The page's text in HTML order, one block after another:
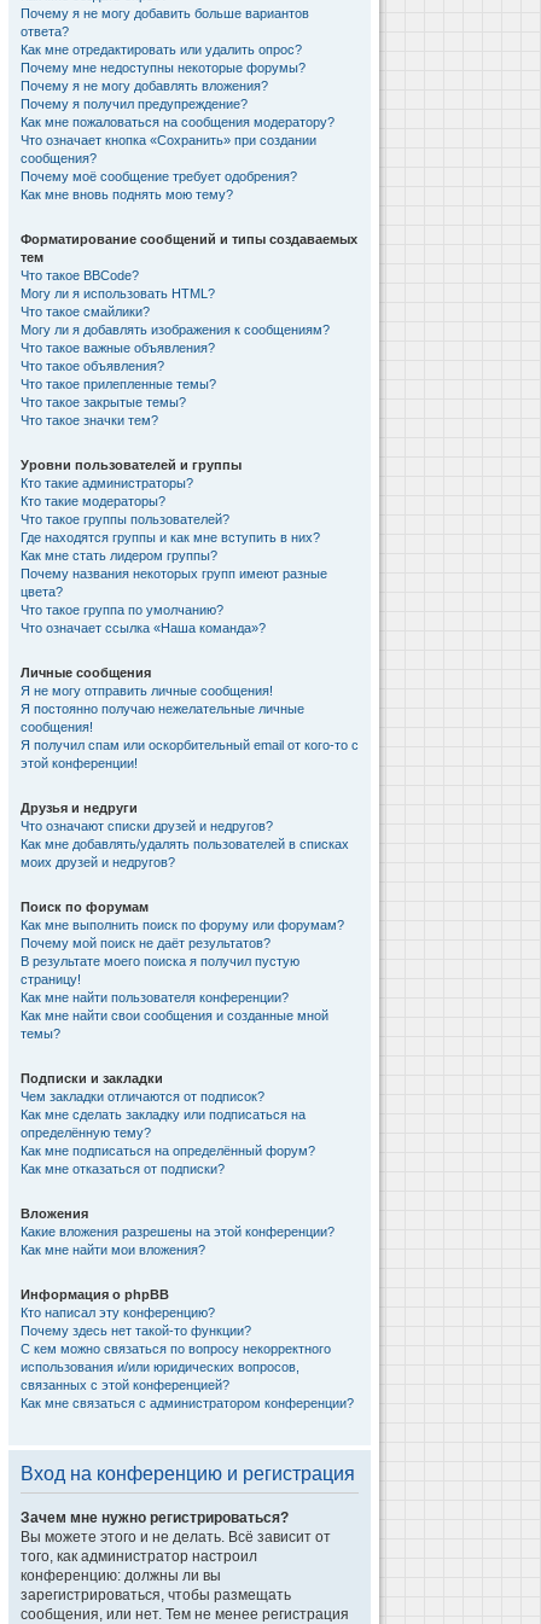
Почему я не могу добавить больше вариантов
ответа?
Как мне отредактировать или удалить опрос?
Почему мне недоступны некоторые форумы?
Почему я не могу добавлять вложения?
Почему я получил предупреждение?
Как мне пожаловаться на сообщения модератору?
Что означает кнопка «Сохранить» при создании
сообщения?
Почему моё сообщение требует одобрения?
Как мне вновь поднять мою тему?
Форматирование сообщений и типы создаваемых
тем
Что такое BBCode?
Могу ли я использовать HTML?
Что такое смайлики?
Могу ли я добавлять изображения к сообщениям?
Что такое важные объявления?
Что такое объявления?
Что такое прилепленные темы?
Что такое закрытые темы?
Что такое значки тем?
Уровни пользователей и группы
Кто такие администраторы?
Кто такие модераторы?
Что такое группы пользователей?
Где находятся группы и как мне вступить в них?
Как мне стать лидером группы?
Почему названия некоторых групп имеют разные
цвета?
Что такое группа по умолчанию?
Что означает ссылка «Наша команда»?
Личные сообщения
Я не могу отправить личные сообщения!
Я постоянно получаю нежелательные личные
сообщения!
Я получил спам или оскорбительный email от кого-то с
этой конференции!
Друзья и недруги
Что означают списки друзей и недругов?
Как мне добавлять/удалять пользователей в списках
моих друзей и недругов?
Поиск по форумам
Как мне выполнить поиск по форуму или форумам?
Почему мой поиск не даёт результатов?
В результате моего поиска я получил пустую
страницу!
Как мне найти пользователя конференции?
Как мне найти свои сообщения и созданные мной
темы?
Подписки и закладки
Чем закладки отличаются от подписок?
Как мне сделать закладку или подписаться на
определённую тему?
Как мне подписаться на определённый форум?
Как мне отказаться от подписки?
Вложения
Какие вложения разрешены на этой конференции?
Как мне найти мои вложения?
Информация о phpBB
Кто написал эту конференцию?
Почему здесь нет такой-то функции?
С кем можно связаться по вопросу некорректного
использования и/или юридических вопросов,
связанных с этой конференцией?
Как мне связаться с администратором конференции?
Вход на конференцию и регистрация
Зачем мне нужно регистрироваться?
Вы можете этого и не делать. Всё зависит от
того, как администратор настроил
конференцию: должны ли вы
зарегистрироваться, чтобы размещать
сообщения, или нет. Тем не менее регистрация